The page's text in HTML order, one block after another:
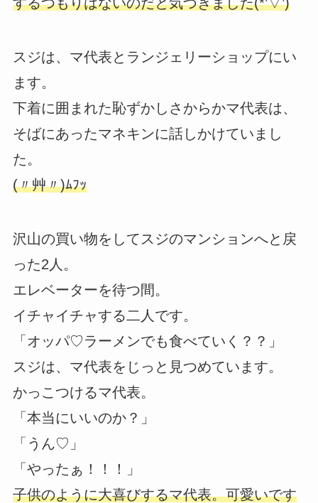
スジは、マ代表とランジェリーショップにい
ます。
下着に囲まれた恥ずかしさからかマ代表は、
そばにあったマネキンに話しかけていまし
た。
(〃艸〃)ﾑﾌｯ
沢山の買い物をしてスジのマンションへと戻
った2人。
エレベーターを待つ間。
イチャイチャする二人です。
「オッパ♡ラーメンでも食べていく？？」
スジは、マ代表をじっと見つめています。
かっこつけるマ代表。
「本当にいいのか？」
「うん♡」
「やったぁ！！！」
子供のように大喜びするマ代表。可愛いです